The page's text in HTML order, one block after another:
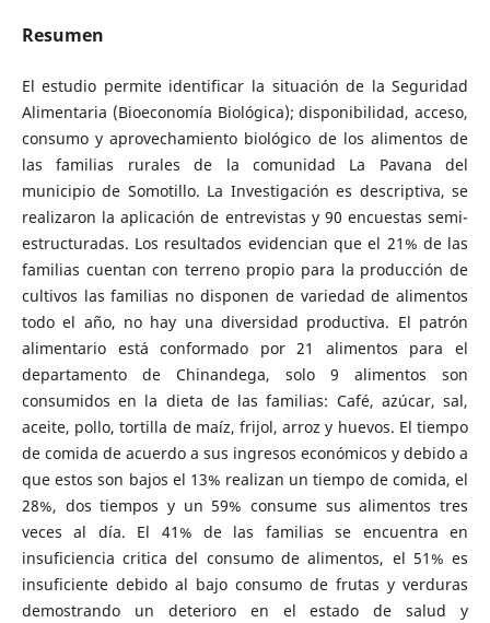
Resumen
El estudio permite identificar la situación de la Seguridad
Alimentaria (Bioeconomía Biológica); disponibilidad, acceso,
consumo y aprovechamiento biológico de los alimentos de
las familias rurales de la comunidad La Pavana del
municipio de Somotillo. La Investigación es descriptiva, se
realizaron la aplicación de entrevistas y 90 encuestas semi-
estructuradas. Los resultados evidencian que el 21% de las
familias cuentan con terreno propio para la producción de
cultivos las familias no disponen de variedad de alimentos
todo el año, no hay una diversidad productiva. El patrón
alimentario está conformado por 21 alimentos para el
departamento de Chinandega, solo 9 alimentos son
consumidos en la dieta de las familias: Café, azúcar, sal,
aceite, pollo, tortilla de maíz, frijol, arroz y huevos. El tiempo
de comida de acuerdo a sus ingresos económicos y debido a
que estos son bajos el 13% realizan un tiempo de comida, el
28%, dos tiempos y un 59% consume sus alimentos tres
veces al día. El 41% de las familias se encuentra en
insuficiencia critica del consumo de alimentos, el 51% es
insuficiente debido al bajo consumo de frutas y verduras
demostrando un deterioro en el estado de salud y